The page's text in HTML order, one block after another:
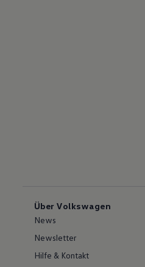
Über Volkswagen
News
Newsletter
Hilfe & Kontakt